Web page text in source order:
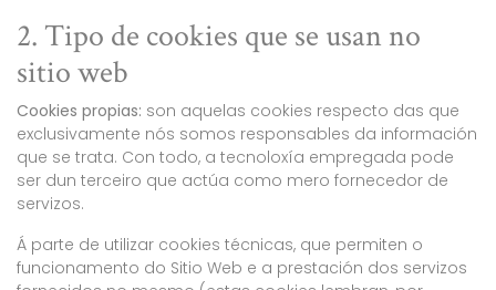
2. Tipo de cookies que se usan no
sitio web
Cookies propias: son aquelas cookies respecto das que
exclusivamente nós somos responsables da información
que se trata. Con todo, a tecnoloxía empregada pode
ser dun terceiro que actúa como mero fornecedor de
servizos.
Á parte de utilizar cookies técnicas, que permiten o
funcionamento do Sitio Web e a prestación dos servizos